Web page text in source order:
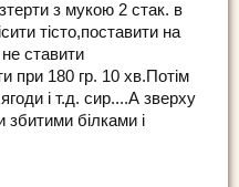
з мукою 2 стак. в
тісто,поставити на
ставити
при 180 гр. 10 хв.Потім
і т.д. сир....А зверху
збитими білками і